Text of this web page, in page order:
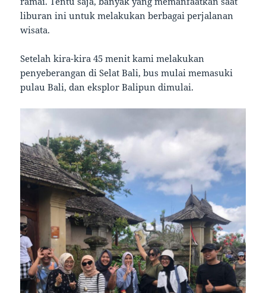
liburan ini untuk melakukan berbagai perjalanan
wisata.
Setelah kira-kira 45 menit kami melakukan
penyeberangan di Selat Bali, bus mulai memasuki
pulau Bali, dan eksplor Balipun dimulai.